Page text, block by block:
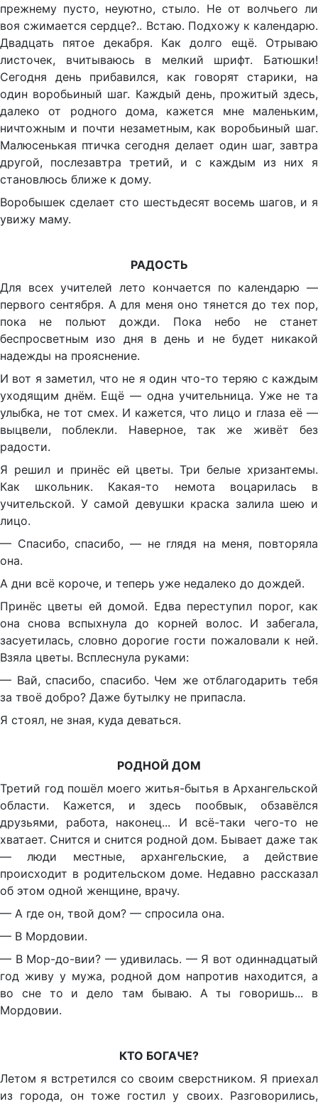
прежнему пусто, неуютно, стыло. Не от волчьего ли
воя сжимается сердце?.. Встаю. Подхожу к календарю.
Двадцать пятое декабря. Как долго ещё. Отрываю
листочек, вчитываюсь в мелкий шрифт. Батюшки!
Сегодня день прибавился, как говорят старики, на
один воробьиный шаг. Каждый день, прожитый здесь,
далеко от родного дома, кажется мне маленьким,
ничтожным и почти незаметным, как воробьиный шаг.
Малюсенькая птичка сегодня делает один шаг, завтра
другой, послезавтра третий, и с каждым из них я
становлюсь ближе к дому.
Воробышек сделает сто шестьдесят восемь шагов, и я
увижу маму.
РАДОСТЬ
Для всех учителей лето кончается по календарю —
первого сентября. А для меня оно тянется до тех пор,
пока не польют дожди. Пока небо не станет
беспросветным изо дня в день и не будет никакой
надежды на прояснение.
И вот я заметил, что не я один что-то теряю с каждым
уходящим днём. Ещё — одна учительница. Уже не та
улыбка, не тот смех. И кажется, что лицо и глаза её —
выцвели, поблекли. Наверное, так же живёт без
радости.
Я решил и принёс ей цветы. Три белые хризантемы.
Как школьник. Какая-то немота воцарилась в
учительской. У самой девушки краска залила шею и
лицо.
— Спасибо, спасибо, — не глядя на меня, повторяла
она.
А дни всё короче, и теперь уже недалеко до дождей.
Принёс цветы ей домой. Едва переступил порог, как
она снова вспыхнула до корней волос. И забегала,
засуетилась, словно дорогие гости пожаловали к ней.
Взяла цветы. Всплеснула руками:
— Вай, спасибо, спасибо. Чем же отблагодарить тебя
за твоё добро? Даже бутылку не припасла.
Я стоял, не зная, куда деваться.
РОДНОЙ ДОМ
Третий год пошёл моего житья-бытья в Архангельской
области. Кажется, и здесь пообвык, обзавёлся
друзьями, работа, наконец... И всё-таки чего-то не
хватает. Снится и снится родной дом. Бывает даже так
— люди местные, архангельские, а действие
происходит в родительском доме. Недавно рассказал
об этом одной женщине, врачу.
— А где он, твой дом? — спросила она.
— В Мордовии.
— В Мор-до-вии? — удивилась. — Я вот одиннадцатый
год живу у мужа, родной дом напротив находится, а
во сне то и дело там бываю. А ты говоришь... в
Мордовии.
КТО БОГАЧЕ?
Летом я встретился со своим сверстником. Я приехал
из города, он тоже гостил у своих. Разговорились,